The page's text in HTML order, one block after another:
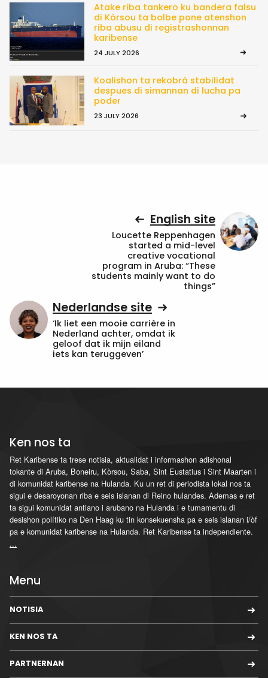
Atake riba tankero ku bandera falsu
di Kòrsou ta bolbe pone atenshon
riba abusu di registrashonnan
karibense
24 JULY 2026
Koalishon ta rekobrá stabilidat
despues di simannan di lucha pa
poder
23 JULY 2026
English site
Loucette Reppenhagen
started a mid-level
creative vocational
program in Aruba: “These
students mainly want to do
things”
Nederlandse site
‘Ik liet een mooie carrière in
Nederland achter, omdat ik
geloof dat ik mijn eiland
iets kan teruggeven’
Ken nos ta
Ret Karibense ta trese notisia, aktualidat i informashon adishonal
tokante di Aruba, Boneiru, Kòrsou, Saba, Sint Eustatius i Sint Maarten i
di komunidat karibense na Hulanda. Ku un ret di periodista lokal nos ta
sigui e desaroyonan riba e seis islanan di Reino hulandes. Ademas e ret
ta sigui komunidat antiano i arubano na Hulanda i e tumamentu di
desishon polítiko na Den Haag ku tin konsekuensha pa e seis islanan i/òf
pa e komunidat karibense na Hulanda. Ret Karibense ta independiente.
...
Menu
NOTISIA
KEN NOS TA
PARTNERNAN